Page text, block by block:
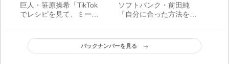
巨人・笹原操希「TikTok
でレシピを見て、ミート
テトなんかを作っていま
したね」／料理
ソフトバンク・前田純
「自分に合った方法を、
階です」／先発調整法
バックナンバーを見る